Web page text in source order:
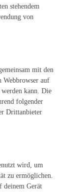
stehendem
von
mit den
Webbrowser auf
werden kann. Die
folgender
Drittanbieter
wird, um
zu ermöglichen.
deinem Gerät